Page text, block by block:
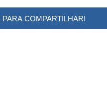
PARA COMPARTILHAR!